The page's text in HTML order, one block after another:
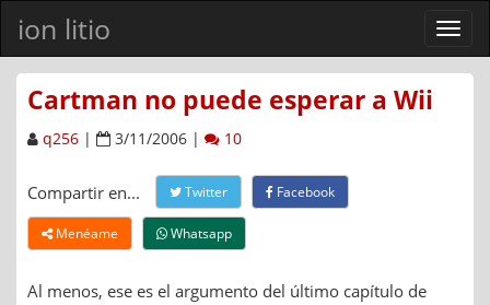
ion litio
Ver
menú
Cartman no puede esperar a Wii
q256 | 3/11/2006 | 10
Compartir en... Twitter Facebook
Menéame Whatsapp
Al menos, ese es el argumento del último capítulo de